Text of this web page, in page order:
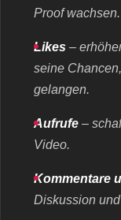
Proof wachsen.
Likes –
seine
gelangen.
Aufrufe –
Video.
Kommentare
Diskussion